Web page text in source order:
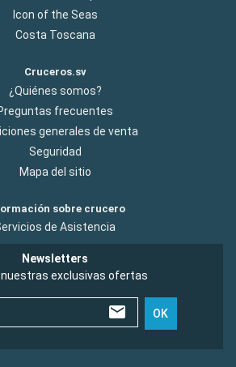
Icon of the Seas
Costa Toscana
Cruceros.sv
¿Quiénes somos?
frecuentes
generales de venta
Seguridad
Mapa del sitio
sobre crucero
de Asistencia
Newsletters
nuestras exclusivas ofertas
OK